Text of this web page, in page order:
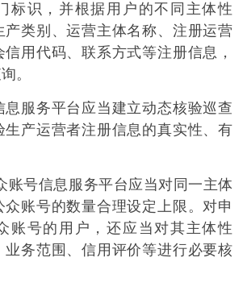
标识，并根据用户的不同主体性
产类别、运营主体名称、注册运营
用代码、联系方式等注册信息，
。
服务平台应当建立动态核验巡查
生产运营者注册信息的真实性、有
号信息服务平台应当对同一主体
账号的数量合理设定上限。对申
账号的用户，还应当对其主体性
业务范围、信用评价等进行必要核